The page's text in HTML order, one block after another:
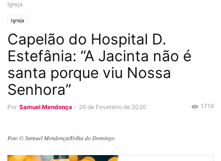
Igreja
Igreja
Capelão do Hospital D.
Estefânia: “A Jacinta não é
santa porque viu Nossa
Senhora”
Por Samuel Mendonça - 26 de Fevereiro de 2020 1719
Foto © Samuel Mendonça/Folha do Domingo